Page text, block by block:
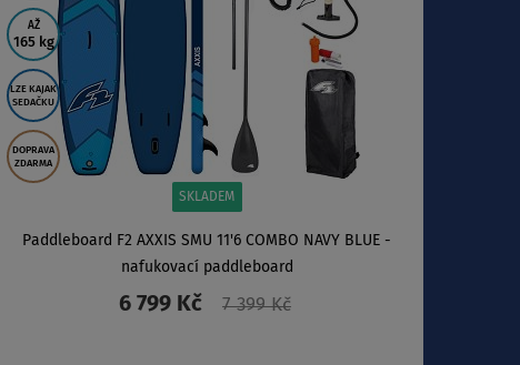
AŽ
165 kg
LZE KAJAK
SEDAČKU
DOPRAVA
ZDARMA
SKLADEM
Paddleboard F2 AXXIS SMU 11'6 COMBO NAVY BLUE -
nafukovací paddleboard
6 799 Kč 7 399 Kč